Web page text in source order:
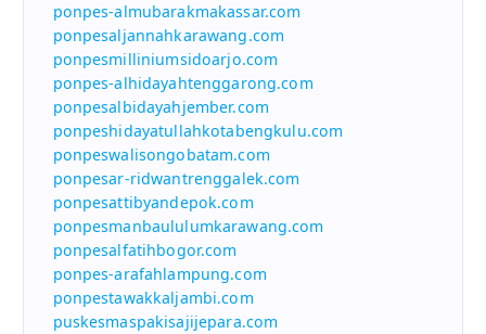
ponpes-almubarakmakassar.com
ponpesaljannahkarawang.com
ponpesmilliniumsidoarjo.com
ponpes-alhidayahtenggarong.com
ponpesalbidayahjember.com
ponpeshidayatullahkotabengkulu.com
ponpeswalisongobatam.com
ponpesar-ridwantrenggalek.com
ponpesattibyandepok.com
ponpesmanbaululumkarawang.com
ponpesalfatihbogor.com
ponpes-arafahlampung.com
ponpestawakkaljambi.com
puskesmaspakisajijepara.com